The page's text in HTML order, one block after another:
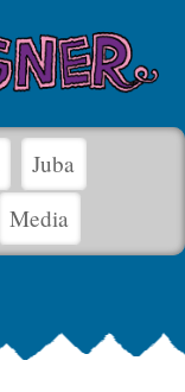
Juba
Media